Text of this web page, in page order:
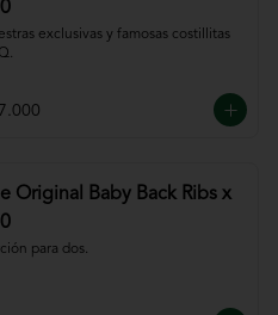
exclusivas y famosas costillitas
Original Baby Back Ribs x
para dos.